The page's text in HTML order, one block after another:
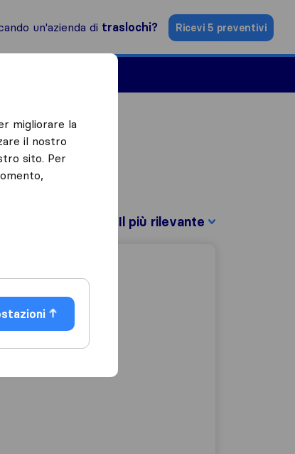
un'azienda di traslochi? Ricevi 5 preventivi
migliorare la
il nostro
sito. Per